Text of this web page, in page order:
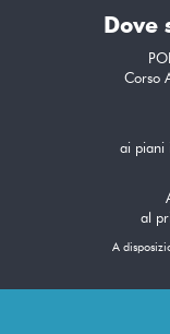
Dove
Corso
ai piani
al
A